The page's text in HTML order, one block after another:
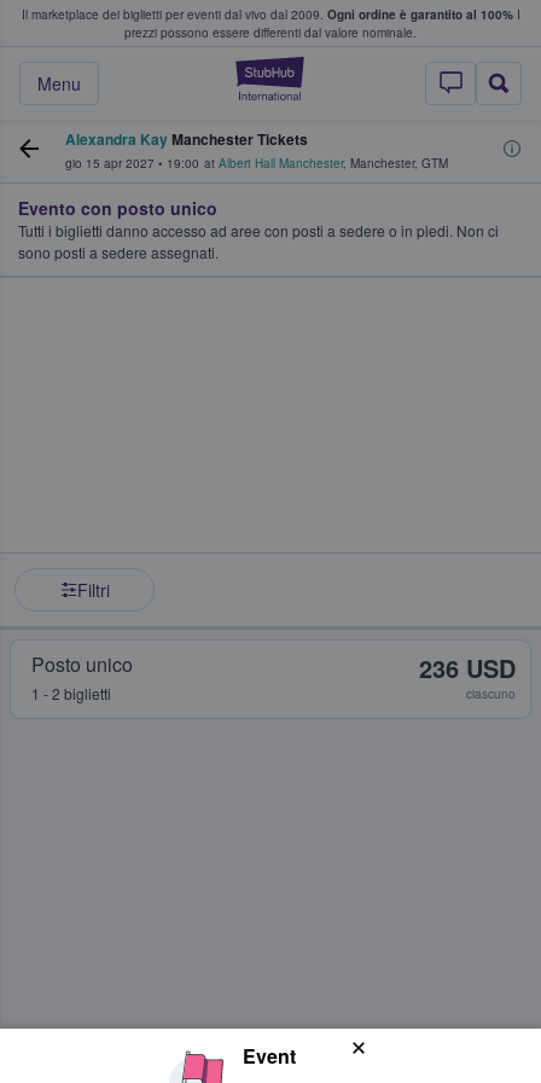
Il marketplace dei biglietti per eventi dal vivo dal 2009. Ogni ordine è garantito al 100%I
prezzi possono essere differenti dal valore nominale.
StubHub - Dove
Menu
fan comprano e vendono biglietti
Alexandra KayManchester Tickets
gio 15 apr 2027 • 19:00 at Albert Hall Manchester, Manchester, GTM
Evento con posto unico
Tutti i biglietti danno accesso ad aree con posti a sedere o in piedi. Non ci
sono posti a sedere assegnati.
Filtri
Posto unico
1 - 2 biglietti
236 USD
ciascuno
Event